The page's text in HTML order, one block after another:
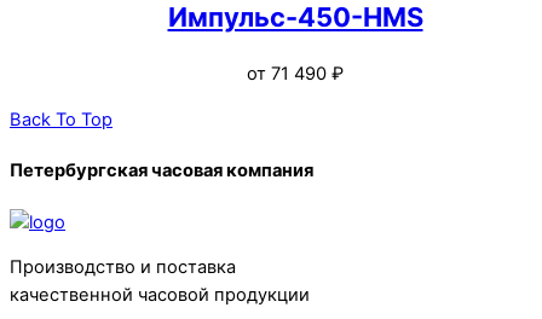
Импульс-450-HMS
от 71 490 ₽
Back To Top
Петербургская часовая компания
Производство и поставка
качественной часовой продукции